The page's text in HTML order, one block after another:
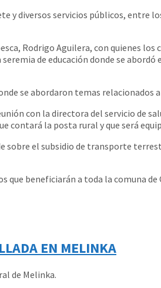
diversos servicios públicos, entre
Rodrigo Aguilera, con quienes los
de educación donde se
se abordaron temas relacionados
con la directora del servicio de
contará la posta rural y que será
sobre el subsidio de transporte
beneficiarán a toda la comuna de
EN MELINKA
de Melinka.